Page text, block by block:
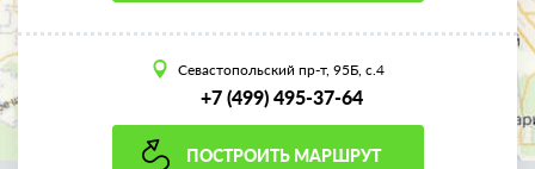
Севастопольский пр-т, 95Б, с.4
+7 (499) 495-37-64
ПОСТРОИТЬ МАРШРУТ